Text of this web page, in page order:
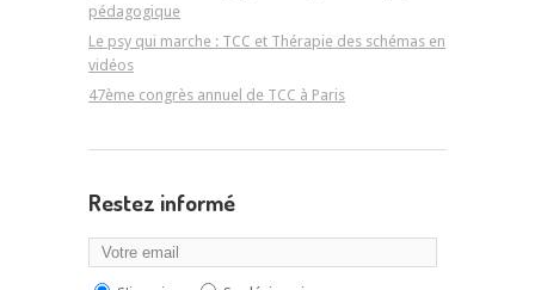
pédagogique
Le psy qui marche : TCC et Thérapie des schémas en
vidéos
47ème congrès annuel de TCC à Paris
Restez informé